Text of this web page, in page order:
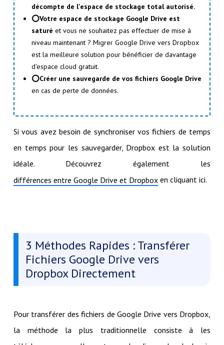
décompte de l'espace de stockage total autorisé.
⭕Votre espace de stockage Google Drive est
saturé et vous ne souhaitez pas effectuer de mise à
niveau maintenant ? Migrer Google Drive vers Dropbox
est la meilleure solution pour bénéficier de davantage
d'espace cloud gratuit.
⭕Créer une sauvegarde de vos fichiers Google Drive
en cas de perte de données.
Si vous avez besoin de synchroniser vos fichiers de temps
en temps pour les sauvegarder, Dropbox est la solution
idéale. Découvrez également les
différences entre Google Drive et Dropboxen cliquant ici.
3 Méthodes Rapides : Transférer
Fichiers Google Drive vers
Dropbox Directement
Pour transférer des fichiers de Google Drive vers Dropbox,
la méthode la plus traditionnelle consiste à les